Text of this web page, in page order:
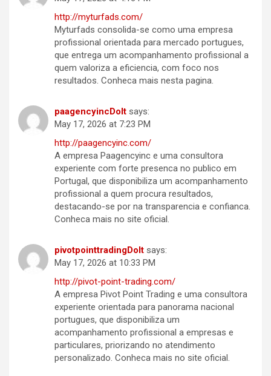
http://myturfads.com/
Myturfads consolida-se como uma empresa
profissional orientada para mercado portugues,
que entrega um acompanhamento profissional a
quem valoriza a eficiencia, com foco nos
resultados. Conheca mais nesta pagina.
paagencyincDoIt says:
May 17, 2026 at 7:23 PM
http://paagencyinc.com/
A empresa Paagencyinc e uma consultora
experiente com forte presenca no publico em
Portugal, que disponibiliza um acompanhamento
profissional a quem procura resultados,
destacando-se por na transparencia e confianca.
Conheca mais no site oficial.
pivotpointtradingDoIt says:
May 17, 2026 at 10:33 PM
http://pivot-point-trading.com/
A empresa Pivot Point Trading e uma consultora
experiente orientada para panorama nacional
portugues, que disponibiliza um
acompanhamento profissional a empresas e
particulares, priorizando no atendimento
personalizado. Conheca mais no site oficial.